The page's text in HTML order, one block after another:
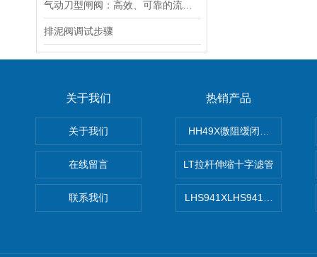
排泥阀调试步骤
关于我们
关于我们
在线留言
联系我们
热销产品
HH49X微阻缓闭蝶式止回阀
LT拉杆伸缩十字滤管
LHS941XLHS941X调压调流